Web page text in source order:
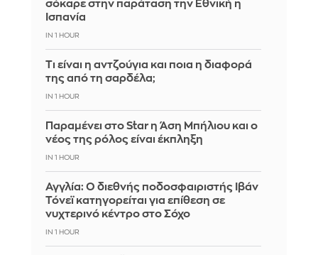
σόκαρε στην παράταση την Εθνική η
Ισπανία
IN 1 HOUR
Τι είναι η αντζούγια και ποια η διαφορά
της από τη σαρδέλα;
IN 1 HOUR
Παραμένει στο Star η Άση Μπήλιου και ο
νέος της ρόλος είναι έκπληξη
IN 1 HOUR
Αγγλία: Ο διεθνής ποδοσφαιριστής Ιβάν
Τόνεϊ κατηγορείται για επίθεση σε
νυχτερινό κέντρο στο Σόχο
IN 1 HOUR